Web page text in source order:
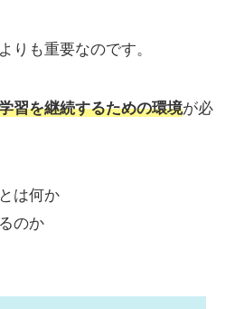
りも重要なのです。
習を継続するための環境が必
は何か
のか